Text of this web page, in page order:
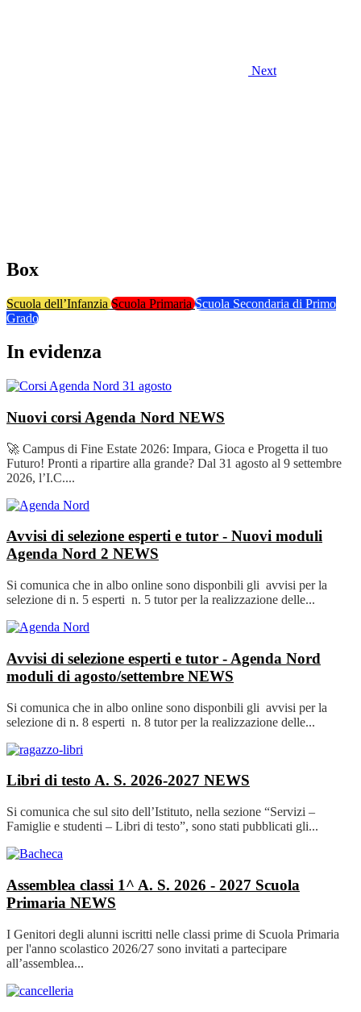
Next
Box
Scuola dell’InfanziaScuola PrimariaScuola Secondaria di Primo
Grado
In evidenza
Nuovi corsi Agenda Nord NEWS
🚀 Campus di Fine Estate 2026: Impara, Gioca e Progetta il tuo
Futuro! Pronti a ripartire alla grande? Dal 31 agosto al 9 settembre
2026, l’I.C....
Avvisi di selezione esperti e tutor - Nuovi moduli
Agenda Nord 2 NEWS
Si comunica che in albo online sono disponbili gli avvisi per la
selezione di n. 5 esperti n. 5 tutor per la realizzazione delle...
Avvisi di selezione esperti e tutor - Agenda Nord
moduli di agosto/settembre NEWS
Si comunica che in albo online sono disponbili gli avvisi per la
selezione di n. 8 esperti n. 8 tutor per la realizzazione delle...
Libri di testo A. S. 2026-2027 NEWS
Si comunica che sul sito dell’Istituto, nella sezione “Servizi –
Famiglie e studenti – Libri di testo”, sono stati pubblicati gli...
Assemblea classi 1^ A. S. 2026 - 2027 Scuola
Primaria NEWS
I Genitori degli alunni iscritti nelle classi prime di Scuola Primaria
per l'anno scolastico 2026/27 sono invitati a partecipare
all’assemblea...